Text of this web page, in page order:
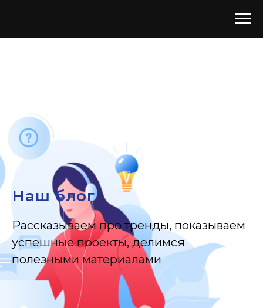
Наш блог
Рассказываем про тренды, показываем
успешные проекты, делимся
полезными материалами